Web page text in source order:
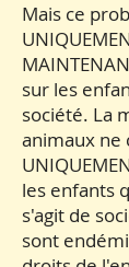
Mais ce
sur les
société. La
animaux ne
les enfants
s'agit de
sont